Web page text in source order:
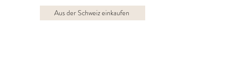
Aus der Schweiz einkaufen